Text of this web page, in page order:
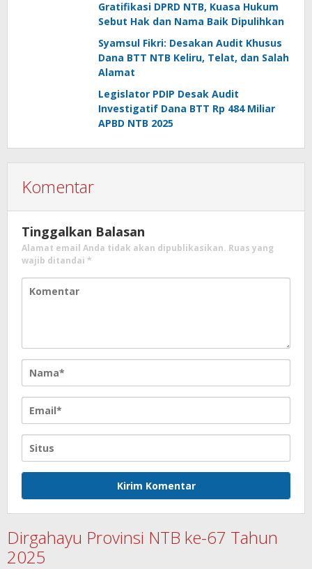
Gratifikasi DPRD NTB, Kuasa Hukum
Sebut Hak dan Nama Baik Dipulihkan
Syamsul Fikri: Desakan Audit Khusus
Dana BTT NTB Keliru, Telat, dan Salah
Alamat
Legislator PDIP Desak Audit
Investigatif Dana BTT Rp 484 Miliar
APBD NTB 2025
Komentar
Tinggalkan Balasan
Alamat email Anda tidak akan dipublikasikan. Ruas yang
wajib ditandai *
Dirgahayu Provinsi NTB ke-67 Tahun
2025